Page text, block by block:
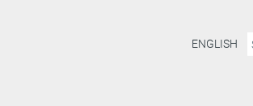
ENGLISH